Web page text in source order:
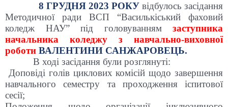
8 ГРУДНЯ 2023 РОКУ відбулось засідання
Методичної ради ВСП “Василькіський фаховий
коледж НАУ” під головуванням заступника
начальника коледжу з навчально-виховної
роботи ВАЛЕНТИНИ САНЖАРОВЕЦЬ.
В ході засідання були розглянуті:
Доповіді голів циклових комісій щодо завершення
навчального семестру та проходження іспитової
сесії;